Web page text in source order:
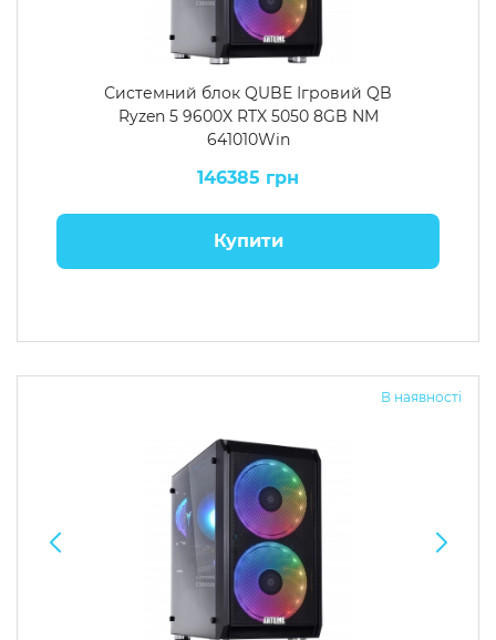
Системний блок QUBE Ігровий QB
Ryzen 5 9600X RTX 5050 8GB NM
641010Win
146385 грн
Купити
В наявності